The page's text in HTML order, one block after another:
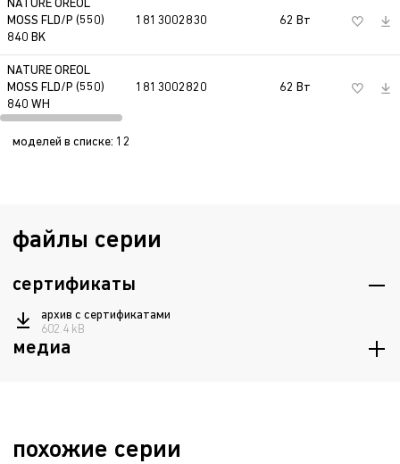
NATURE OREOL
MOSS FLD/P (550)
840 BK
1813002830 62 Вт 5300
NATURE OREOL
MOSS FLD/P (550)
840 WH
1813002820 62 Вт 5300
NATURE OREOL
840 WH
MOSS FLD/P (850)
5300
MOSS FLD/P (850)
5300
моделей в списке: 12
файлы серии
сертификаты
архив с сертификатами
602.4 kB
медиа
похожие серии